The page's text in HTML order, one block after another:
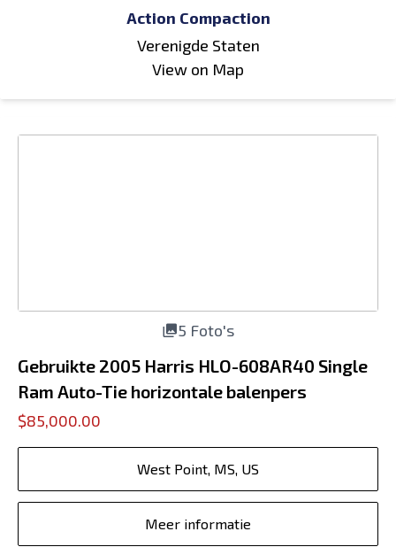
Action Compaction
Verenigde Staten
View on Map
5 Foto's
Gebruikte 2005 Harris HLO-608AR40 Single
Ram Auto-Tie horizontale balenpers
$85,000.00
West Point, MS, US
Meer informatie